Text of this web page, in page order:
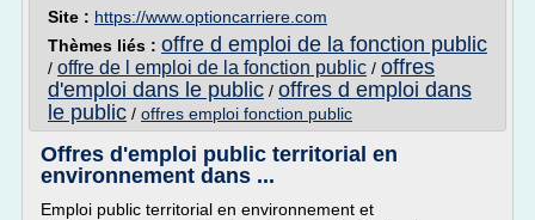
Site : https://www.optioncarriere.com
Thèmes liés : offre d emploi de la fonction public
/ offre de l emploi de la fonction public / offres
d'emploi dans le public / offres d emploi dans
le public / offres emploi fonction public
Offres d'emploi public territorial en
environnement dans ...
Emploi public territorial en environnement et